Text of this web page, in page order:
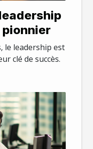
pionnier
le leadership est
clé de succès.